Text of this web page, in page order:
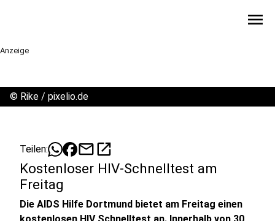
menu
Anzeige
© Rike / pixelio.de
Teilen: mailopen_in_new
Kostenloser HIV-Schnelltest am
Freitag
Die AIDS Hilfe Dortmund bietet am Freitag einen